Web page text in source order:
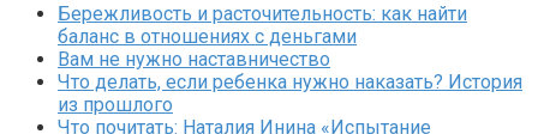
Бережливость и расточительность: как найти
баланс в отношениях с деньгами
Вам не нужно наставничество
Что делать, если ребенка нужно наказать? История
из прошлого
Что почитать: Наталия Инина «Испытание